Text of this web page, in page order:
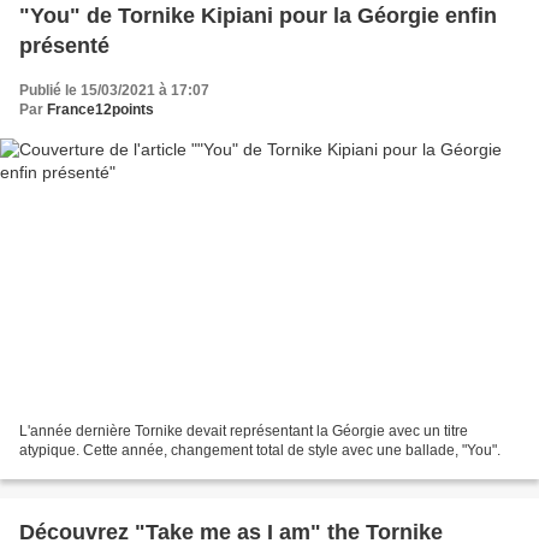
"You" de Tornike Kipiani pour la Géorgie enfin
présenté
Publié le 15/03/2021 à 17:07
Par France12points
L'année dernière Tornike devait représentant la Géorgie avec un titre
atypique. Cette année, changement total de style avec une ballade, "You".
Découvrez "Take me as I am" the Tornike